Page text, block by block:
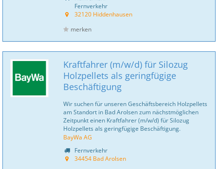
Fernverkehr
32120 Hiddenhausen
merken
Kraftfahrer (m/w/d) für Silozug
Holzpellets als geringfügige
Beschäftigung
Wir suchen für unseren Geschäftsbereich Holzpellets
am Standort in Bad Arolsen zum nächstmöglichen
Zeitpunkt einen Kraftfahrer (m/w/d) für Silozug
Holzpellets als geringfügige Beschäftigung.
BayWa AG
Fernverkehr
34454 Bad Arolsen